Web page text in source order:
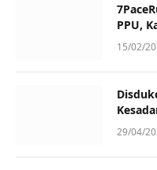
PPU,
15/02/
29/04/